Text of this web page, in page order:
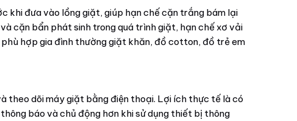
khi đưa vào lồng giặt, giúp hạn chế cặn trắng bám lại
cặn bẩn phát sinh trong quá trình giặt, hạn chế xơ vải
hợp gia đình thường giặt khăn, đồ cotton, đồ trẻ em
theo dõi máy giặt bằng điện thoại. Lợi ích thực tế là có
báo và chủ động hơn khi sử dụng thiết bị thông